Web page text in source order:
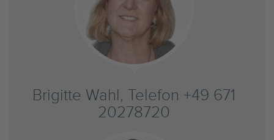
Brigitte Wahl, Telefon +49 671
20278720